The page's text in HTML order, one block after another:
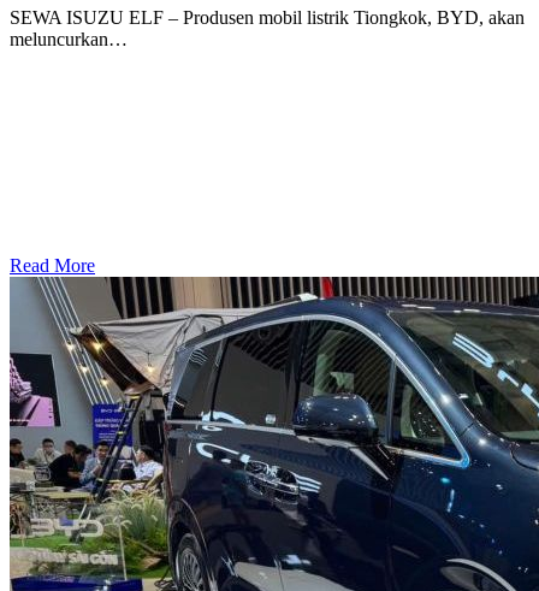
SEWA ISUZU ELF – Produsen mobil listrik Tiongkok, BYD, akan
meluncurkan…
Read More